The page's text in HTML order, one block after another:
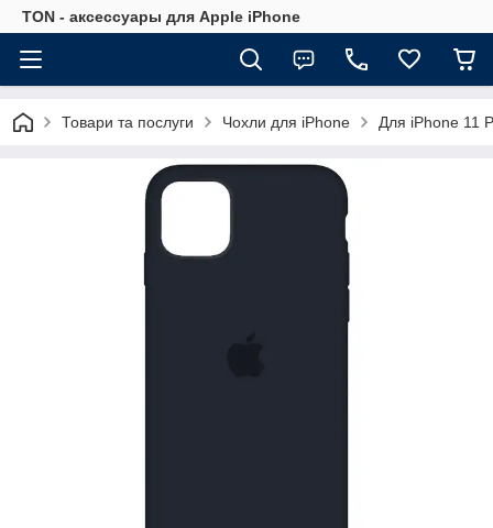
TON - аксессуары для Apple iPhone
Товари та послуги Чохли для iPhone Для iPhone 11